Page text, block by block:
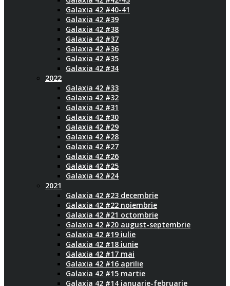
Galaxia 42 #40-41
Galaxia 42 #39
Galaxia 42 #38
Galaxia 42 #37
Galaxia 42 #36
Galaxia 42 #35
Galaxia 42 #34
2022
Galaxia 42 #33
Galaxia 42 #32
Galaxia 42 #31
Galaxia 42 #30
Galaxia 42 #29
Galaxia 42 #28
Galaxia 42 #27
Galaxia 42 #26
Galaxia 42 #25
Galaxia 42 #24
2021
Galaxia 42 #23 decembrie
Galaxia 42 #22 noiembrie
Galaxia 42 #21 octombrie
Galaxia 42 #20 august-septembrie
Galaxia 42 #19 iulie
Galaxia 42 #18 iunie
Galaxia 42 #17 mai
Galaxia 42 #16 aprilie
Galaxia 42 #15 martie
Galaxia 42 #14 ianuarie-februarie